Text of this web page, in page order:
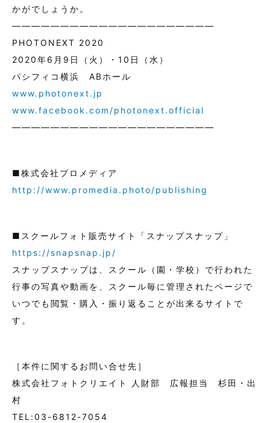
かがでしょうか。
―――――――――――――――――――――
PHOTONEXT 2020
2020年6月9日（火）・10日（水）
パシフィコ横浜 ABホール
www.photonext.jp
www.facebook.com/photonext.official
―――――――――――――――――――――
■株式会社プロメディア
http://www.promedia.photo/publishing
■スクールフォト販売サイト「スナップスナップ」
https://snapsnap.jp/
スナップスナップは、スクール（園・学校）で行われた
行事の写真や動画を、スクール毎に管理されたページで
いつでも閲覧・購入・振り返ることが出来るサイトで
す。
［本件に関するお問い合せ先］
株式会社フォトクリエイト 人財部 広報担当 杉田・出
村
TEL:03-6812-7054